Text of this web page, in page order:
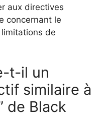
aux directives
concernant le
de
t-il un
similaire à
de Black